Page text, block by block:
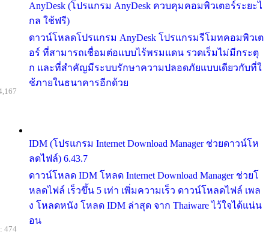
AnyDesk (โปรแกรม AnyDesk ควบคุมคอมพิวเตอร์ระยะไ
กล ใช้ฟรี)
ดาวน์โหลดโปรแกรม AnyDesk โปรแกรมรีโมทคอมพิวเต
อร์ ที่สามารถเชื่อมต่อแบบไร้พรมแดน รวดเร็มไม่มีกระตุ
ก และที่สำคัญมีระบบรักษาความปลอดภัยแบบเดียวกับที่ใ
ช้ภายในธนาคารอีกด้วย
IDM (โปรแกรม Internet Download Manager ช่วยดาวน์โห
ลดไฟล์) 6.43.7
ดาวน์โหลด IDM โหลด Internet Download Manager ช่วยโ
หลดไฟล์ เร็วขึ้น 5 เท่า เพิ่มความเร็ว ดาวน์โหลดไฟล์ เพล
ง โหลดหนัง โหลด IDM ล่าสุด จาก Thaiware ไว้ใจได้แน่น
อน
474